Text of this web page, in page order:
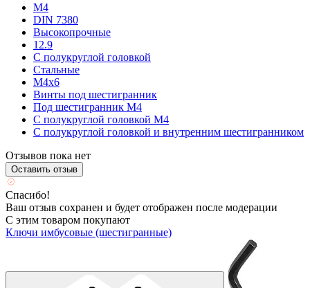
М4
DIN 7380
Высокопрочные
12.9
С полукруглой головкой
Стальные
М4х6
Винты под шестигранник
Под шестигранник М4
С полукруглой головкой М4
С полукруглой головкой и внутренним шестигранником
Отзывов пока нет
Оставить отзыв
Спасибо!
Ваш отзыв сохранен и будет отображен после модерации
С этим товаром покупают
Ключи имбусовые (шестигранные)